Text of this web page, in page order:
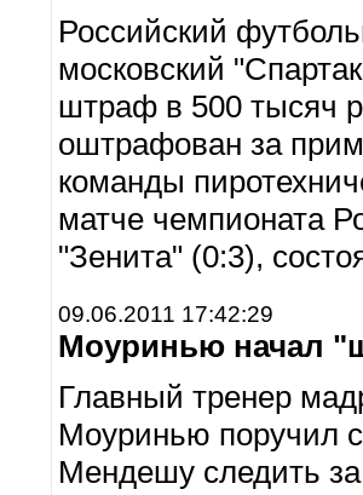
Российский
московский
штраф в 500 тысяч
оштрафован за
команды
матче чемпионата
"Зенита" (0:3),
09.06.2011 17:42:29
Моуринью начал
Главный тренер
Моуринью поручил
Мендешу следить